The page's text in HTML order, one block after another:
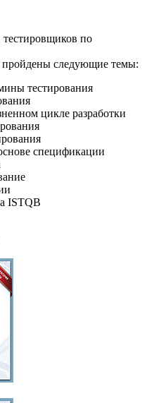
тестировщиков по
пройдены следующие темы:
тестирования
цикле разработки
спецификации
ISTQB